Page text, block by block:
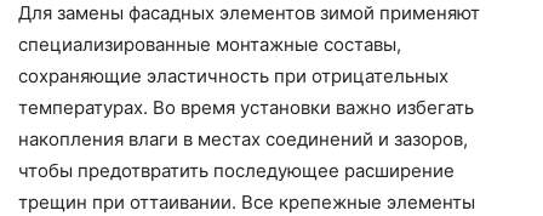
Для замены фасадных элементов зимой применяют
специализированные монтажные составы,
сохраняющие эластичность при отрицательных
температурах. Во время установки важно избегать
накопления влаги в местах соединений и зазоров,
чтобы предотвратить последующее расширение
трещин при оттаивании. Все крепежные элементы